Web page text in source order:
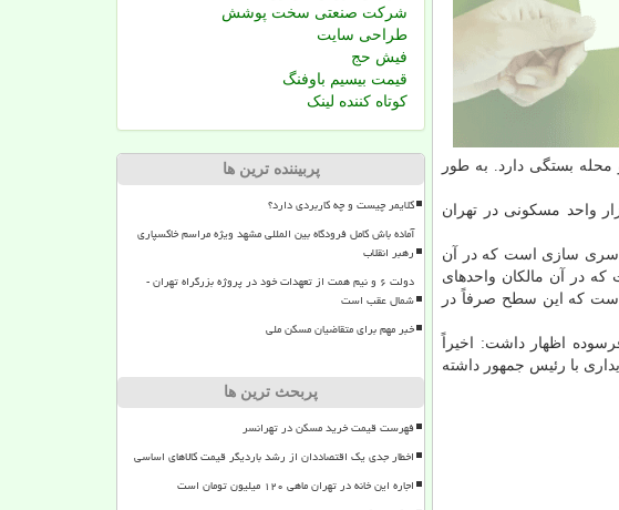
بستگی دارد. به طور
است سالانه ۹۰۰ هزار واحد مسكونی در تهران
سری سازی است كه در آن
در آن مالكان واحدهای
است كه این سطح صرفاً در
اظهار داشت: اخیراً
با رئیس جمهور داشته
شرکت صنعتی سخت پوشش
طراحی سایت
فیش حج
قیمت بیسیم باوفنگ
کوتاه کننده لینک
پربیننده ترین ها
کلایمر چیست و چه کاربردی دارد؟
آماده باش کامل فرودگاه بین المللی مشهد ویژه مراسم خاکسپاری
رهبر انقلاب
دولت ۶ و نیم همت از تعهدات خود در پروژه بزرگراه تهران -
شمال عقب است
خبر مهم برای متقاضیان مسکن ملی
پربحث ترین ها
فهرست قیمت خرید مسکن در تهرانسر
اخطار جدی یک اقتصاددان از رشد باردیگر قیمت کالاهای اساسی
اجاره این خانه در تهران ماهی ۱۲۰ میلیون تومان است